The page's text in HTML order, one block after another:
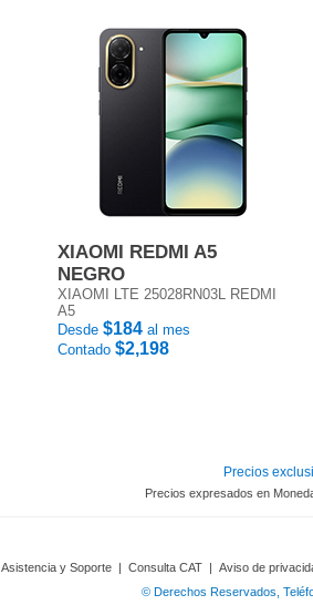
XIAOMI REDMI A5
NEGRO
XIAOMI LTE 25028RN03L REDMI
A5
Desde $184 al mes
Contado $2,198
Precios
Precios expresados en
Asistencia y Soporte | Consulta CAT | Aviso de
© Derechos Reservados,